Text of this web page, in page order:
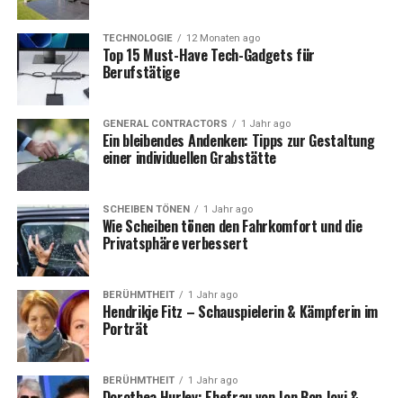
Die Karriere von Roland Kaiser:
Ein Rückblick
Bevor wir uns der Frage widmen, wer die Ehepartnerin
von Roland Kaiser ist, lohnt es sich, einen Blick auf seine
Karriere zu werfen. Der Sänger wurde am 10. Mai 1952
in Berlin geboren und feierte bereits in den 1970er
Jahren große Erfolge. Mit Hits wie „Santa Maria“,
Herzen seiner Fans im Sturm und ist bis heute ein
Garant für volle Konzerthallen. Besonders in den 1980er
Jahren war er einer der erfolgreichsten
Schlagerinterpreten in Deutschland. Auch heute noch
steht er regelmäßig auf der Bühne und begeistert mit
seinen Auftritten und seiner Musik.
TECHNOLOGIE 12 Monaten ago
Top 15 Must-Have Tech-Gadgets für
Berufstätige
GENERAL CONTRACTORS 1 Jahr ago
Ein bleibendes Andenken: Tipps zur Gestaltung
einer individuellen Grabstätte
SCHEIBEN TÖNEN 1 Jahr ago
Wie Scheiben tönen den Fahrkomfort und die
Privatsphäre verbessert
BERÜHMTHEIT 1 Jahr ago
Hendrikje Fitz – Schauspielerin & Kämpferin im
Porträt
BERÜHMTHEIT 1 Jahr ago